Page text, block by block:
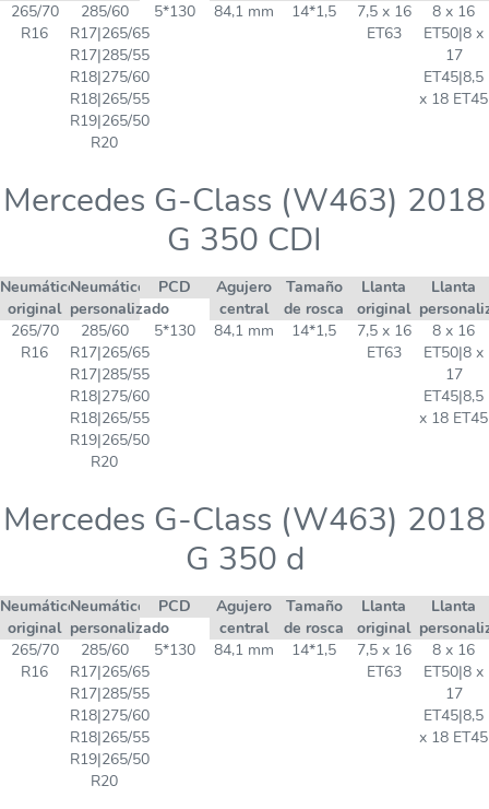
265/70
R16
285/60
R17|265/65
R17|285/55
R18|275/60
R18|265/55
R19|265/50
R20
5*130 84,1 mm 14*1,5
7,5 x 16
ET63
8 x 16
ET50|8 x
17
ET45|8,5
x 18 ET45
Mercedes G-Class (W463) 2018
G 350 CDI
Neumático
original
Neumático
personalizado
PCD
Agujero
central
Tamaño
de rosca
Llanta
original
Llanta
265/70
R16
285/60
R17|265/65
R17|285/55
R18|275/60
R18|265/55
R19|265/50
R20
5*130 84,1 mm 14*1,5
7,5 x 16
ET63
8 x 16
ET50|8 x
17
ET45|8,5
x 18 ET45
Mercedes G-Class (W463) 2018
G 350 d
Neumático
original
Neumático
personalizado
PCD
Agujero
central
Tamaño
de rosca
Llanta
original
Llanta
265/70
R16
285/60
R17|265/65
R17|285/55
R18|275/60
R18|265/55
R19|265/50
R20
5*130 84,1 mm 14*1,5
7,5 x 16
ET63
8 x 16
ET50|8 x
17
ET45|8,5
x 18 ET45